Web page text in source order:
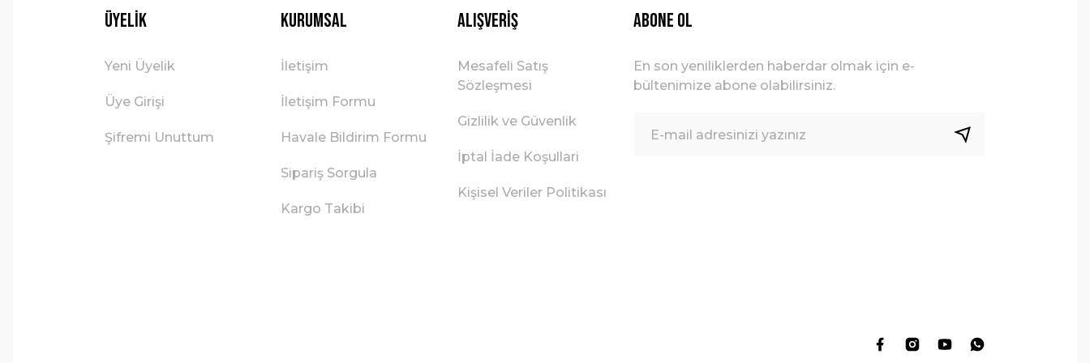
Üyelik
Yeni Üyelik
Üye Girişi
Şifremi Unuttum
Kurumsal
İletişim
İletişim Formu
Havale Bildirim Formu
Sipariş Sorgula
Kargo Takibi
Alışveriş
Mesafeli Satış
Sözleşmesi
Gizlilik ve Güvenlik
İptal İade Koşullari
Kişisel Veriler Politikası
ABONE OL
En son yeniliklerden haberdar olmak için e-
bültenimize abone olabilirsiniz.